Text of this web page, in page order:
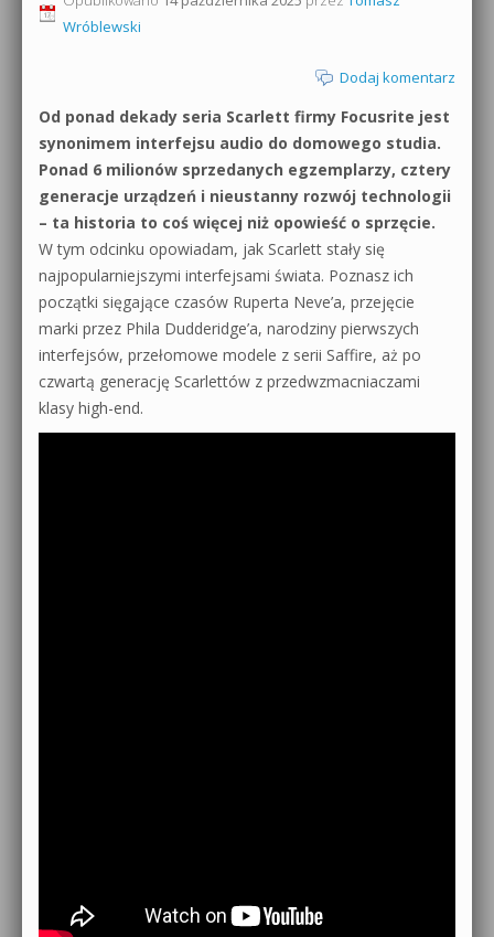
Sound Forge od podstaw
Dubstep z syntezatorem Massive
Kontakt 5 Kompendium
Pakiety
0dB.pl - informacje
Materiały dla mediów
Archiwum aktualności
Polityka prywatności
Regulamin
Działanie sklepu internetowego
Wyszukiwanie
Wróblewski
Dodaj komentarz
Od ponad dekady seria Scarlett firmy Focusrite jest
synonimem interfejsu audio do domowego studia.
Ponad 6 milionów sprzedanych egzemplarzy, cztery
generacje urządzeń i nieustanny rozwój technologii
– ta historia to coś więcej niż opowieść o sprzęcie.
W tym odcinku opowiadam, jak Scarlett stały się
najpopularniejszymi interfejsami świata. Poznasz ich
początki sięgające czasów Ruperta Neve’a, przejęcie
marki przez Phila Dudderidge’a, narodziny pierwszych
interfejsów, przełomowe modele z serii Saffire, aż po
czwartą generację Scarlettów z przedwzmacniaczami
klasy high-end.